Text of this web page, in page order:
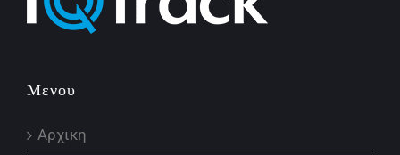
Μενου
Αρχικη